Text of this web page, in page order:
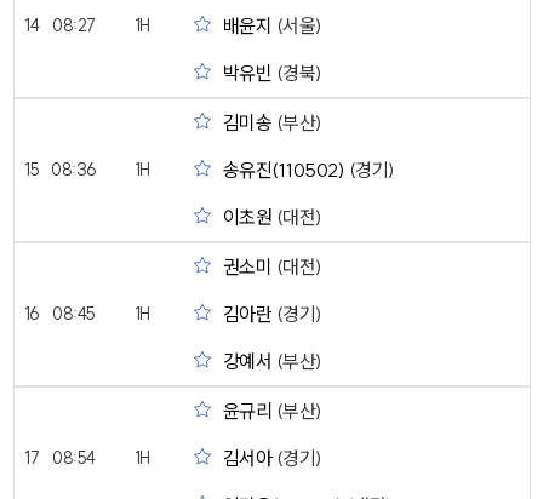
14 08:27 1H
배윤지 (서울)
박유빈 (경북)
15 08:36 1H
김미송 (부산)
송유진(110502) (경기)
이초원 (대전)
16 08:45 1H
권소미 (대전)
김아란 (경기)
강예서 (부산)
17 08:54 1H
윤규리 (부산)
김서아(경기)